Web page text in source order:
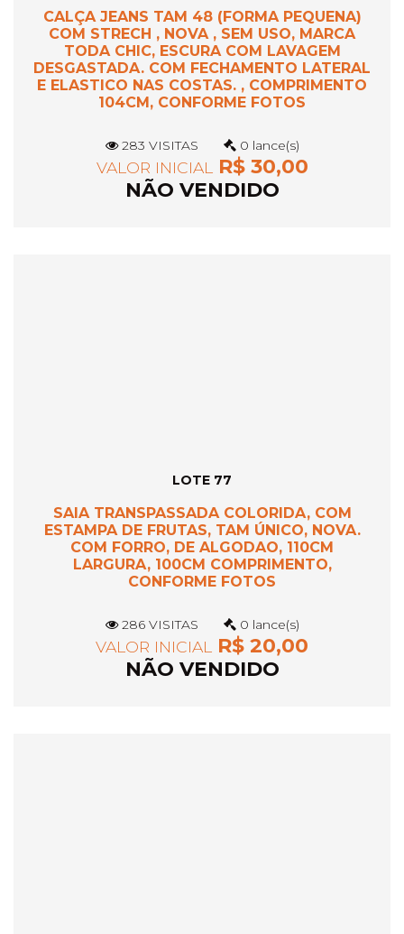
CALÇA JEANS TAM 48 (FORMA PEQUENA)
COM STRECH , NOVA , SEM USO, MARCA
TODA CHIC, ESCURA COM LAVAGEM
DESGASTADA. COM FECHAMENTO LATERAL
E ELASTICO NAS COSTAS. , COMPRIMENTO
104CM, CONFORME FOTOS
283 VISITAS 0 lance(s)
VALOR INICIAL R$ 30,00
NÃO VENDIDO
LOTE 77
SAIA TRANSPASSADA COLORIDA, COM
ESTAMPA DE FRUTAS, TAM ÚNICO, NOVA.
COM FORRO, DE ALGODAO, 110CM
LARGURA, 100CM COMPRIMENTO,
CONFORME FOTOS
286 VISITAS 0 lance(s)
VALOR INICIAL
R$ 20,00
NÃO VENDIDO